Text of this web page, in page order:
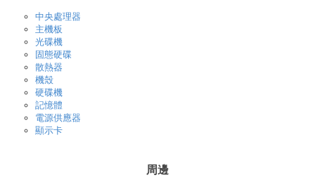
中央處理器
主機板
光碟機
固態硬碟
散熱器
機殼
硬碟機
記憶體
電源供應器
顯示卡
周邊